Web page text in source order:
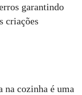
garantindo
criações
na cozinha é uma